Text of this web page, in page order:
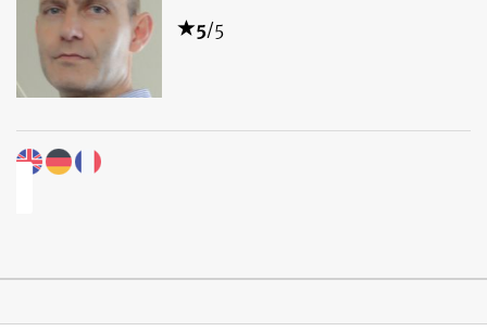
5/5